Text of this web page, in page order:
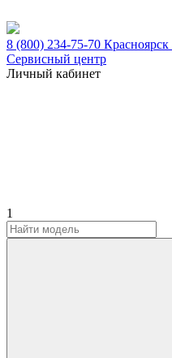
8 (800) 234-75-70 Красноярск
Сервисный центр
Личный кабинет
1